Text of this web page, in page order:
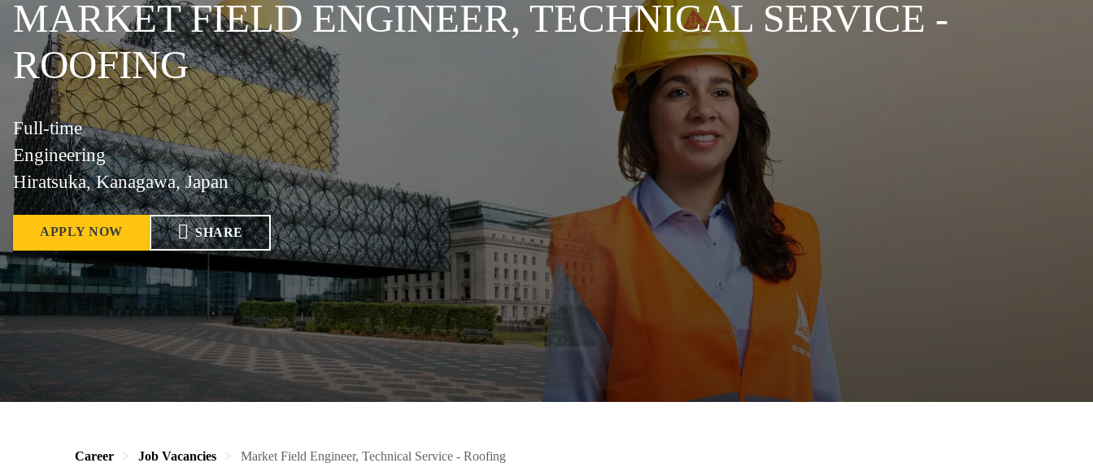
MARKET FIELD ENGINEER, TECHNICAL SERVICE -
ROOFING
Full-time
Engineering
Hiratsuka, Kanagawa, Japan
APPLY NOW SHARE
Career Job Vacancies Market Field Engineer, Technical Service - Roofing